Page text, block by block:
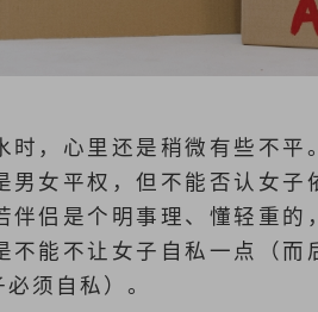
时，心里还是稍微有些不
男女平权，但不能否认女
伴侣是个明事理、懂轻重
能不让女子自私一点（而
须自私）。